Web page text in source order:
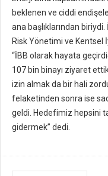
beklenen ve ciddi
ana başlıklarından
Risk Yönetimi ve Kentsel
“İBB olarak hayata
107 bin binayı ziyaret
izin almak da bir hali
felaketinden sonra ise
geldi. Hedefimiz hepsini
gidermek” dedi.